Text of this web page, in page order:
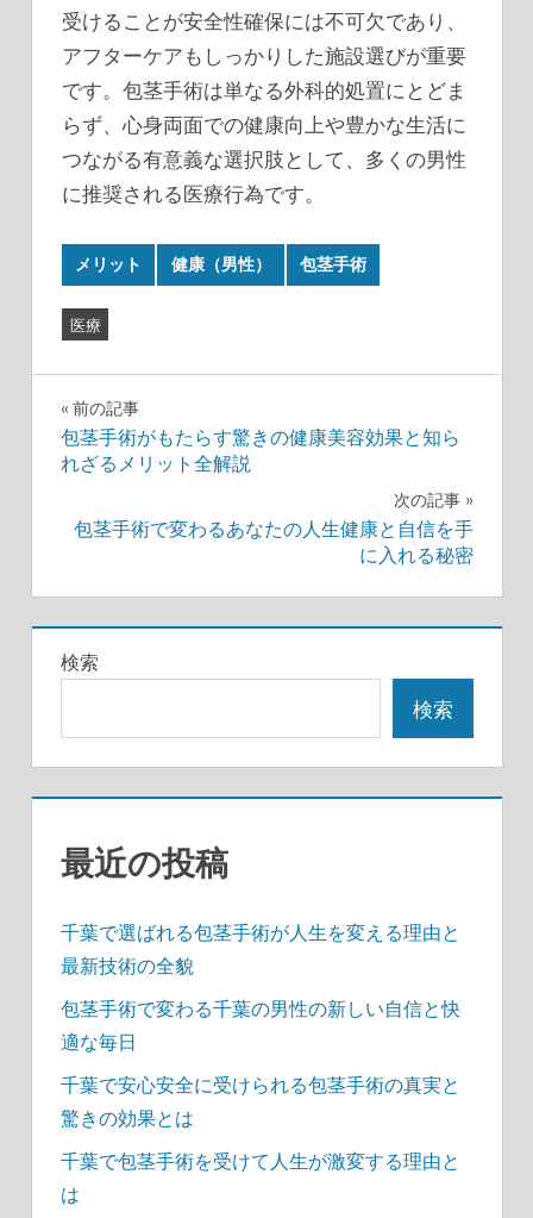
受けることが安全性確保には不可欠であり、
アフターケアもしっかりした施設選びが重要
です。包茎手術は単なる外科的処置にとどま
らず、心身両面での健康向上や豊かな生活に
つながる有意義な選択肢として、多くの男性
に推奨される医療行為です。
メリット 健康（男性） 包茎手術
医療
投
稿
ゲ
ー
シ
ョ
ン
前の記事
包茎手術がもたらす驚きの健康美容効果と知ら
れざるメリット全解説
次の記事
包茎手術で変わるあなたの人生健康と自信を手
に入れる秘密
検索
検索
最近の投稿
千葉で選ばれる包茎手術が人生を変える理由と
最新技術の全貌
包茎手術で変わる千葉の男性の新しい自信と快
適な毎日
千葉で安心安全に受けられる包茎手術の真実と
驚きの効果とは
千葉で包茎手術を受けて人生が激変する理由と
は